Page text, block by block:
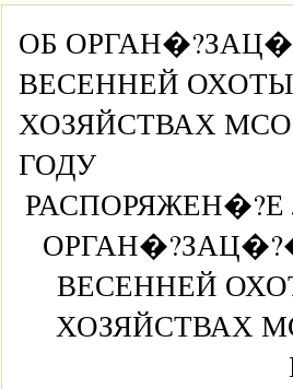
ОБ
ВЕСЕННЕЙ
ХОЗЯЙСТВАХ
ГОДУ
РАСПОРЯЖЕН�?Е №
ВЕСЕННЕЙ
ХОЗЯЙСТВАХ